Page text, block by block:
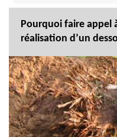
Pourquoi faire appel
réalisation d’un